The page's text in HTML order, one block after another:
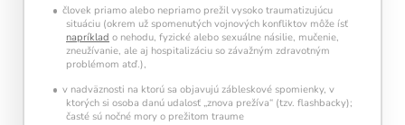
Oranžové políčko:Farba ukazuje intenzitu
tréningu, ako svietivosť žiarovky.
1 cvičenie = 20 % intenzity
5 cvičení = 100 % intenzity
1 2 3 4 5
človek priamo alebo nepriamo prežil vysoko traumatizujúcu
situáciu (okrem už spomenutých vojnových konfliktov môže ísť
napríklad o nehodu, fyzické alebo sexuálne násilie, mučenie,
zneužívanie, ale aj hospitalizáciu so závažným zdravotným
problémom atď.),
v nadväznosti na ktorú sa objavujú zábleskové spomienky, v
ktorých si osoba danú udalosť „znova prežíva“ (tzv. flashbacky);
časté sú nočné mory o prežitom traume